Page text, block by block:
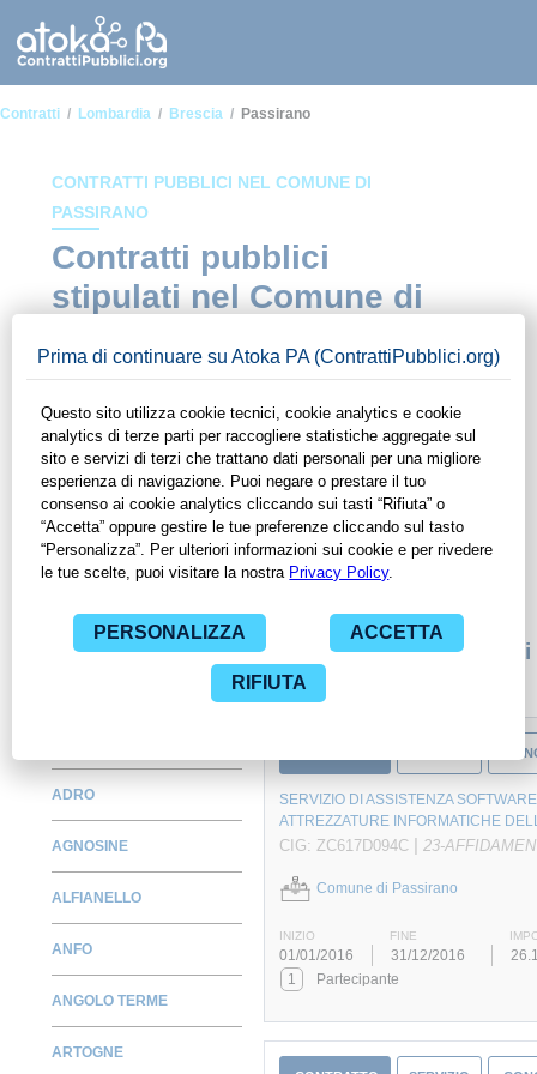
Contratti Lombardia Brescia Passirano
CONTRATTI PUBBLICI NEL COMUNE DI
PASSIRANO
Contratti pubblici
stipulati nel Comune di
all'interno del Comune di Passirano. Grazie alle funzionalità
di ContrattiPubblici.org potrai monitorare la scadenza dei
contratti pubblici di tuo interesse e programmare la tua attività
commerciale con le Pubbliche Amministrazioni con largo
anticipo. Il servizio di ContrattiPubblici.org offre agli utenti 7
giorni di prova gratuiti per avere l'opportunità di conoscere e
consultare tutti i dati inerenti ai contratti stipulati da una
specifica PA, compresi gli affidamenti diretti.
Monitora alcuni
ADRO
AGNOSINE
ALFIANELLO
ANFO
ANGOLO TERME
ARTOGNE
SERVIZIO DI ASSISTENZA
ATTREZZATURE INFORMATICHE
CIG: ZC617D094C | 23-
Comune di Passirano
INIZIO FINE
01/01/2016 31/12/2016
1
Partecipante